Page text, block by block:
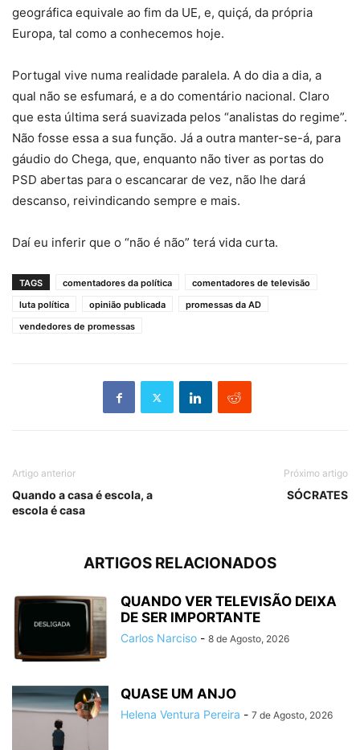
geográfica equivale ao fim da UE, e, quiçá, da própria
Europa, tal como a conhecemos hoje.
Portugal vive numa realidade paralela. A do dia a dia, a
qual não se esfumará, e a do comentário nacional. Claro
que esta última será suavizada pelos “analistas do regime”.
Não fosse essa a sua função. Já a outra manter-se-á, para
gáudio do Chega, que, enquanto não tiver as portas do
PSD abertas para o escancarar de vez, não lhe dará
descanso, reivindicando sempre e mais.
Daí eu inferir que o “não é não” terá vida curta.
TAGS comentadores da política
comentadores de televisão
luta política
opinião publicada
promessas da AD
vendedores de promessas
Artigo anterior
Quando a casa é escola, a
escola é casa
Próximo artigo
SÓCRATES
ARTIGOS RELACIONADOS
QUANDO VER TELEVISÃO DEIXA
DE SER IMPORTANTE
Carlos Narciso - 8 de Agosto, 2026
QUASE UM ANJO
Helena Ventura Pereira - 7 de Agosto, 2026